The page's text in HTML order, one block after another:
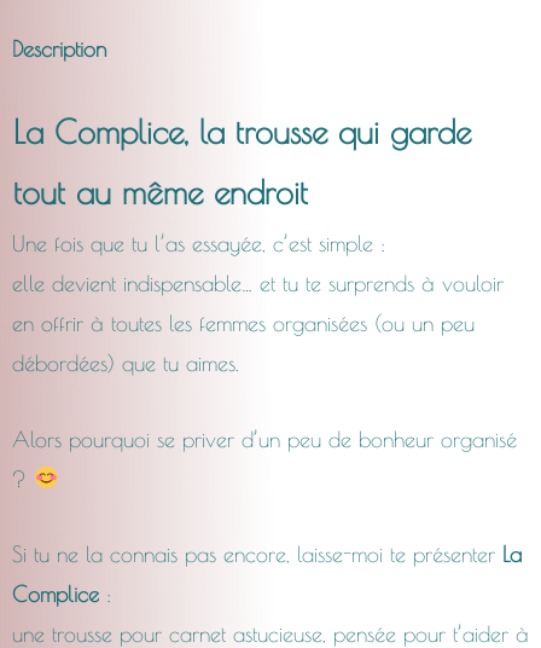
Description
La Complice, la trousse qui garde
tout au même endroit
Une fois que tu l’as essayée, c’est simple :
elle devient indispensable… et tu te surprends à vouloir
en offrir à toutes les femmes organisées (ou un peu
débordées) que tu aimes.
Alors pourquoi se priver d’un peu de bonheur organisé
?
Si tu ne la connais pas encore, laisse-moi te présenter La
Complice :
une trousse pour carnet astucieuse, pensée pour t’aider à